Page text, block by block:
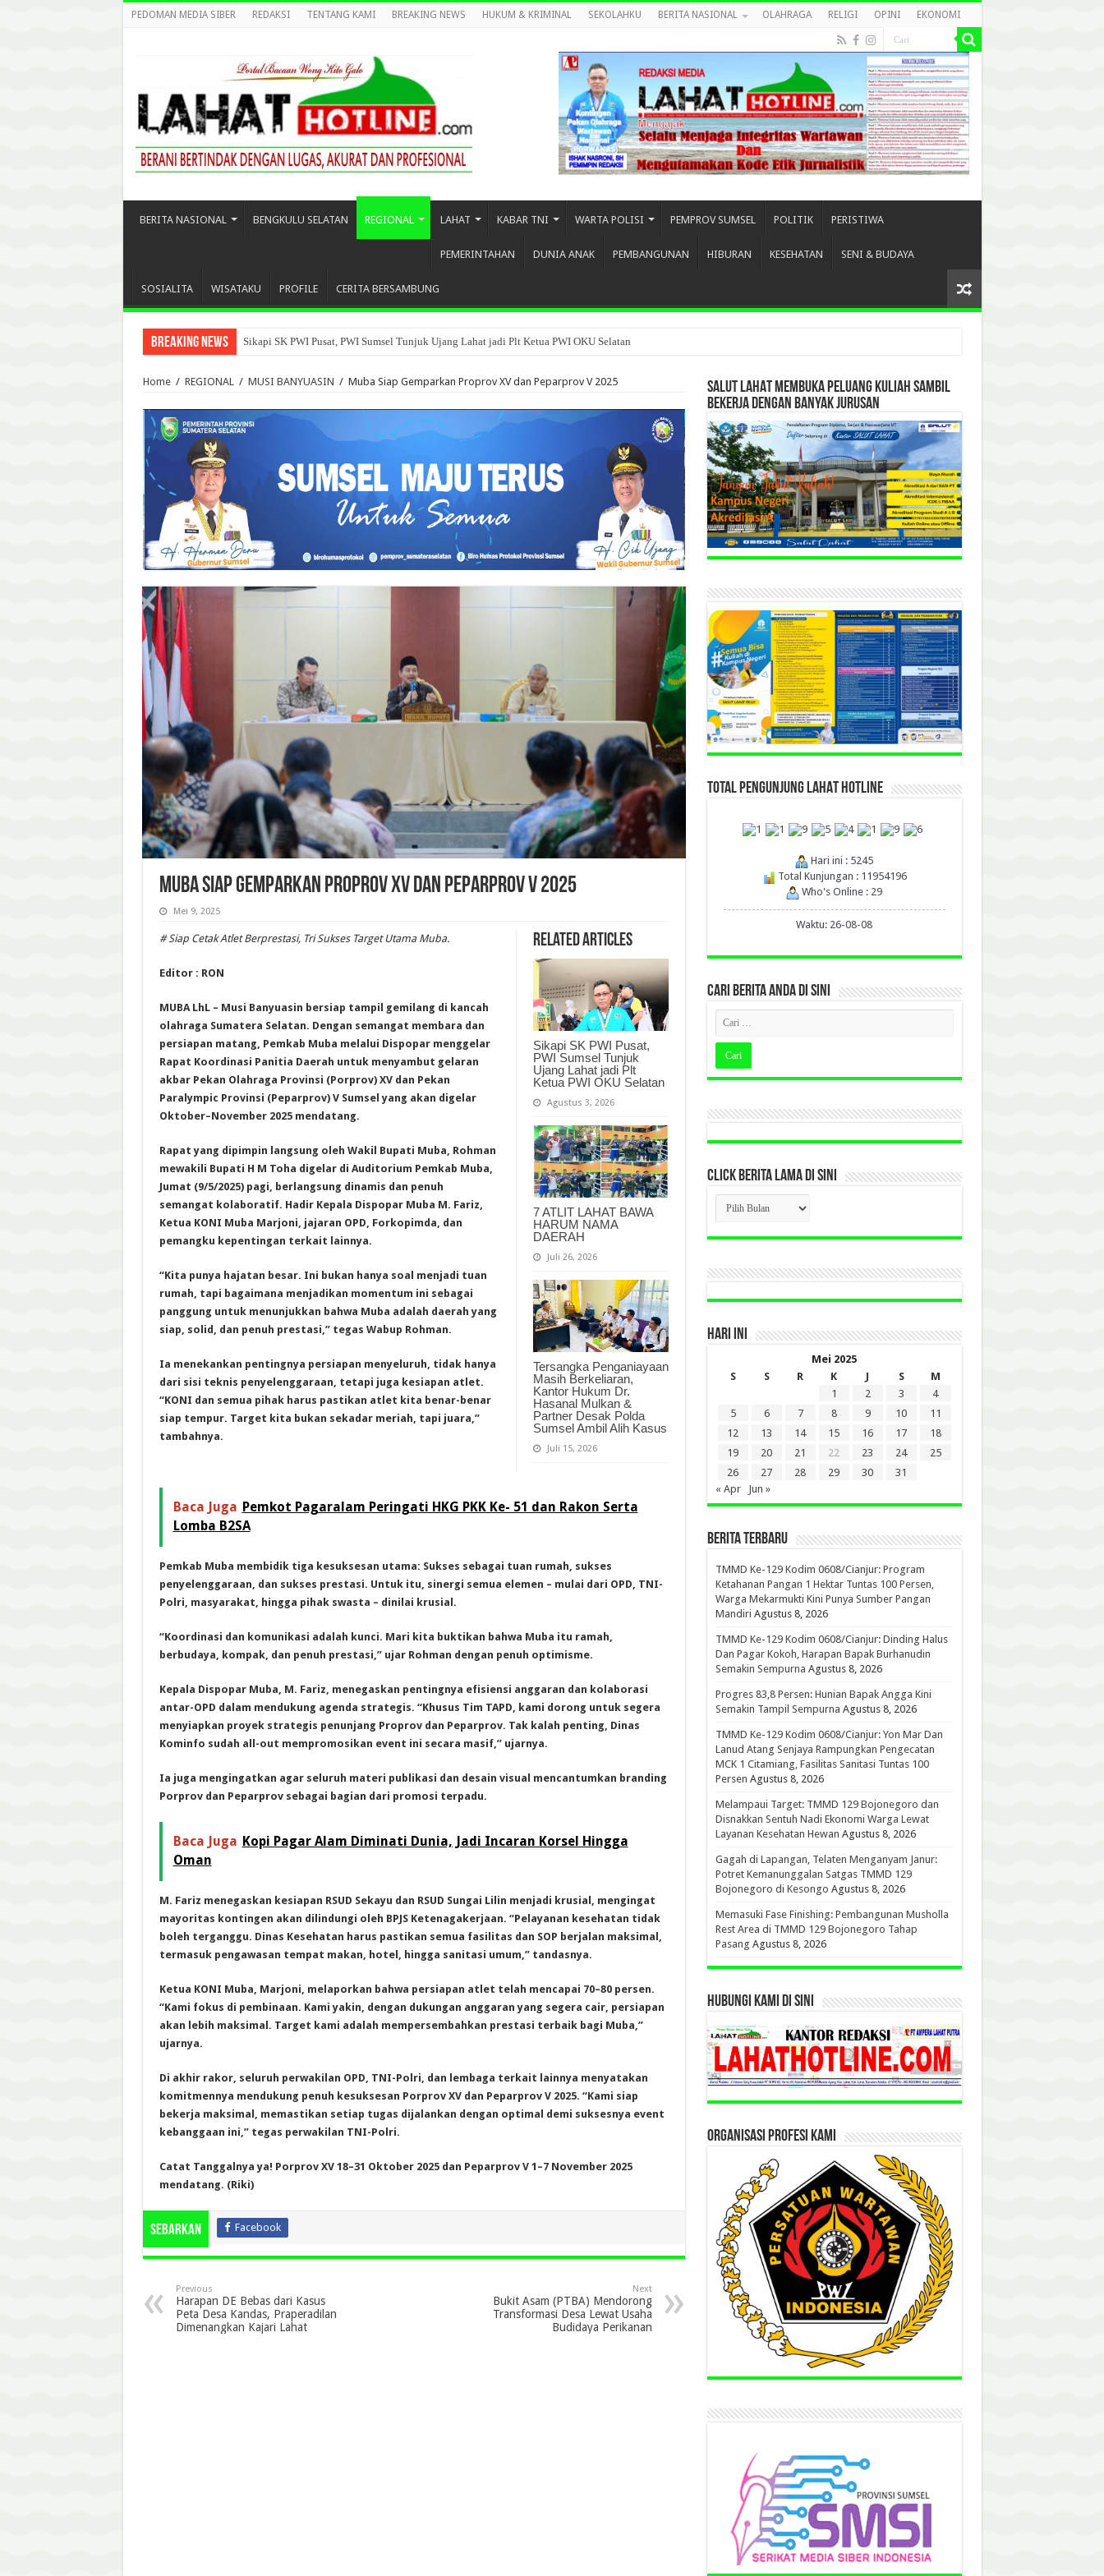
PEDOMAN MEDIA SIBER REDAKSI TENTANG KAMI BREAKING NEWS HUKUM & KRIMINAL SEKOLAHKU BERITA NASIONAL OLAHRAGA RELIGI OPINI EKONOMI
BERITA NASIONAL BENGKULU SELATAN REGIONAL LAHAT KABAR TNI WARTA POLISI PEMPROV SUMSEL POLITIK PERISTIWA
PEMERINTAHAN DUNIA ANAK PEMBANGUNAN HIBURAN KESEHATAN SENI & BUDAYA
SOSIALITA WISATAKU PROFILE CERITA BERSAMBUNG
Breaking News Sikapi SK PWI Pusat, PWI Sumsel Tunjuk Ujang Lahat jadi Plt Ketua PWI OKU Selatan
Home / REGIONAL / MUSI BANYUASIN / Muba Siap Gemparkan Proprov XV dan Peparprov V 2025
Muba Siap Gemparkan Proprov XV dan Peparprov V 2025
Mei 9, 2025
Related Articles
Sikapi SK PWI Pusat,
PWI Sumsel Tunjuk
Ujang Lahat jadi Plt
Ketua PWI OKU Selatan
Agustus 3, 2026
7 ATLIT LAHAT BAWA
HARUM NAMA
DAERAH
Juli 26, 2026
Tersangka Penganiayaan
Masih Berkeliaran,
Kantor Hukum Dr.
Hasanal Mulkan &
Partner Desak Polda
Sumsel Ambil Alih Kasus
Juli 15, 2026
# Siap Cetak Atlet Berprestasi, Tri Sukses Target Utama Muba.
Editor : RON
MUBA LhL – Musi Banyuasin bersiap tampil gemilang di kancah
olahraga Sumatera Selatan. Dengan semangat membara dan
persiapan matang, Pemkab Muba melalui Dispopar menggelar
Rapat Koordinasi Panitia Daerah untuk menyambut gelaran
akbar Pekan Olahraga Provinsi (Porprov) XV dan Pekan
Paralympic Provinsi (Peparprov) V Sumsel yang akan digelar
Oktober–November 2025 mendatang.
Rapat yang dipimpin langsung oleh Wakil Bupati Muba, Rohman
mewakili Bupati H M Toha digelar di Auditorium Pemkab Muba,
Jumat (9/5/2025) pagi, berlangsung dinamis dan penuh
semangat kolaboratif. Hadir Kepala Dispopar Muba M. Fariz,
Ketua KONI Muba Marjoni, jajaran OPD, Forkopimda, dan
pemangku kepentingan terkait lainnya.
“Kita punya hajatan besar. Ini bukan hanya soal menjadi tuan
rumah, tapi bagaimana menjadikan momentum ini sebagai
panggung untuk menunjukkan bahwa Muba adalah daerah yang
siap, solid, dan penuh prestasi,” tegas Wabup Rohman.
Ia menekankan pentingnya persiapan menyeluruh, tidak hanya
dari sisi teknis penyelenggaraan, tetapi juga kesiapan atlet.
“KONI dan semua pihak harus pastikan atlet kita benar-benar
siap tempur. Target kita bukan sekadar meriah, tapi juara,”
tambahnya.
Baca Juga Pemkot Pagaralam Peringati HKG PKK Ke- 51 dan Rakon Serta
Lomba B2SA
Pemkab Muba membidik tiga kesuksesan utama: Sukses sebagai tuan rumah, sukses
penyelenggaraan, dan sukses prestasi. Untuk itu, sinergi semua elemen – mulai dari OPD, TNI-
Polri, masyarakat, hingga pihak swasta – dinilai krusial.
“Koordinasi dan komunikasi adalah kunci. Mari kita buktikan bahwa Muba itu ramah,
berbudaya, kompak, dan penuh prestasi,” ujar Rohman dengan penuh optimisme.
Kepala Dispopar Muba, M. Fariz, menegaskan pentingnya efisiensi anggaran dan kolaborasi
antar-OPD dalam mendukung agenda strategis. “Khusus Tim TAPD, kami dorong untuk segera
menyiapkan proyek strategis penunjang Proprov dan Peparprov. Tak kalah penting, Dinas
Kominfo sudah all-out mempromosikan event ini secara masif,” ujarnya.
Ia juga mengingatkan agar seluruh materi publikasi dan desain visual mencantumkan branding
Porprov dan Peparprov sebagai bagian dari promosi terpadu.
Baca Juga Kopi Pagar Alam Diminati Dunia, Jadi Incaran Korsel Hingga
Oman
M. Fariz menegaskan kesiapan RSUD Sekayu dan RSUD Sungai Lilin menjadi krusial, mengingat
mayoritas kontingen akan dilindungi oleh BPJS Ketenagakerjaan. “Pelayanan kesehatan tidak
boleh terganggu. Dinas Kesehatan harus pastikan semua fasilitas dan SOP berjalan maksimal,
termasuk pengawasan tempat makan, hotel, hingga sanitasi umum,” tandasnya.
Ketua KONI Muba, Marjoni, melaporkan bahwa persiapan atlet telah mencapai 70–80 persen.
“Kami fokus di pembinaan. Kami yakin, dengan dukungan anggaran yang segera cair, persiapan
akan lebih maksimal. Target kami adalah mempersembahkan prestasi terbaik bagi Muba,”
ujarnya.
Di akhir rakor, seluruh perwakilan OPD, TNI-Polri, dan lembaga terkait lainnya menyatakan
komitmennya mendukung penuh kesuksesan Porprov XV dan Peparprov V 2025. “Kami siap
bekerja maksimal, memastikan setiap tugas dijalankan dengan optimal demi suksesnya event
kebanggaan ini,” tegas perwakilan TNI-Polri.
Catat Tanggalnya ya! Porprov XV 18–31 Oktober 2025 dan Peparprov V 1–7 November 2025
mendatang. (Riki)
Sebarkan Facebook
Previous
Harapan DE Bebas dari Kasus
Peta Desa Kandas, Praperadilan
Dimenangkan Kajari Lahat
Next
Bukit Asam (PTBA) Mendorong
Transformasi Desa Lewat Usaha
Budidaya Perikanan
SALUT LAHAT MEMBUKA PELUANG KULIAH SAMBIL
BEKERJA DENGAN BANYAK JURUSAN
TOTAL PENGUNJUNG LAHAT HOTLINE
Hari ini : 5245
Total Kunjungan : 11954196
Who's Online : 29
Waktu: 26-08-08
CARI BERITA ANDA DI SINI
CLICK BERITA LAMA DI SINI
CLICK
BERITA
LAMA
DI
HARI INI
Mei 2025
S
S R K J S
M
1
2 3
4
5
6 7 8 9 10
11
12
13 14 15 16 17
18
19
20 21 22 23 24
25
26
27 28 29 30
31
« Apr
Jun »
BERITA TERBARU
TMMD Ke-129 Kodim 0608/Cianjur: Program
Ketahanan Pangan 1 Hektar Tuntas 100 Persen,
Warga Mekarmukti Kini Punya Sumber Pangan
Mandiri Agustus 8, 2026
TMMD Ke-129 Kodim 0608/Cianjur: Dinding Halus
Dan Pagar Kokoh, Harapan Bapak Burhanudin
Semakin Sempurna Agustus 8, 2026
Progres 83,8 Persen: Hunian Bapak Angga Kini
Semakin Tampil Sempurna Agustus 8, 2026
TMMD Ke-129 Kodim 0608/Cianjur: Yon Mar Dan
Lanud Atang Senjaya Rampungkan Pengecatan
MCK 1 Citamiang, Fasilitas Sanitasi Tuntas 100
Persen Agustus 8, 2026
Melampaui Target: TMMD 129 Bojonegoro dan
Disnakkan Sentuh Nadi Ekonomi Warga Lewat
Layanan Kesehatan Hewan Agustus 8, 2026
Gagah di Lapangan, Telaten Menganyam Janur:
Potret Kemanunggalan Satgas TMMD 129
Bojonegoro di Kesongo Agustus 8, 2026
Memasuki Fase Finishing: Pembangunan Musholla
Rest Area di TMMD 129 Bojonegoro Tahap
Pasang Agustus 8, 2026
HUBUNGI KAMI DI SINI
ORGANISASI PROFESI KAMI